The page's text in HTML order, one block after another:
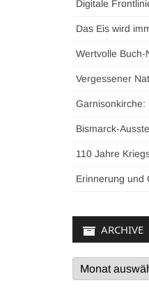
Digitale
Das Eis wird
Wertvolle Buch-
Vergessener
Garnisonkirche:
Bismarck-
110 Jahre
Erinnerung und
ARCHIVE
Archive